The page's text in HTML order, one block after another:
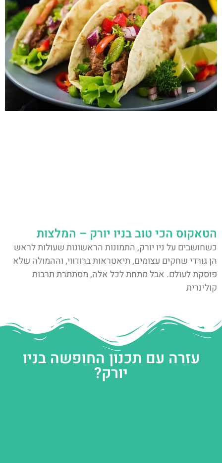
הטאקוס הכי טוב בניו יורק – המלצות
כשחושבים על ניו יורק, התמונות הראשונות שעולות לראש
הן גורדי שחקים עצומים, תיאטראות ברודווי, וההמולה שלא
פוסקת לעולם. אבל מתחת לכל אלה, מסתתרת תרבות
קולינרית
עזרה עם תכנון החופשה בניו
יורק?